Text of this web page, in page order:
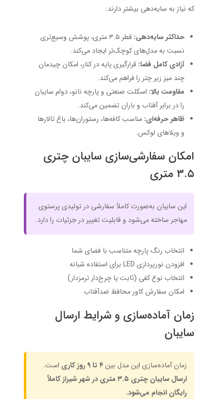
که نیاز به سایه‌دهی بیشتر دارند:
حداکثر سایه‌دهی:
قطر ۳.۵ متری، پوشش وسیع‌تری
نسبت به مدل‌های کوچک‌تر ایجاد می‌کند.
آزادی کامل فضا: قرارگیری پایه در کنار، امکان چیدمان
چند میز زیر چتر را فراهم می‌کند.
مقاومت بالا: اسکلت صنعتی و پارچه نانو، دوام سایبان
را در برابر آفتاب و باران تضمین می‌کند.
ظاهر حرفه‌ای: مناسب کافه‌ها، رستوران‌ها، باغ تالارها
و ویلاهای لوکس.
امکان سفارشی‌سازی سایبان چتری
۳.۵ متری
این سایبان به‌صورت کاملاً سفارشی در تولیدی پرستوی
مهاجر ساخته می‌شود و قابلیت تغییر در جزئیات را دارد.
انتخاب رنگ پارچه متناسب با فضای شما
افزودن نورپردازی LED برای استفاده شبانه
انتخاب نوع کفی (ثابت یا چرخ‌دار ترمزدار)
امکان سفارش کاور محافظ ضدآفتاب
زمان آماده‌سازی و شرایط ارسال
سایبان
زمان آماده‌سازی این مدل بین۴ تا ۹ روز کاری
است.
ارسال سایبان چتری ۳.۵ متری در شهر شیراز کاملاً
رایگان انجام می‌شود.